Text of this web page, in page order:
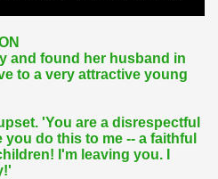
and found her husband in
to a very attractive young
'You are a disrespectful
do this to me -- a faithful
I'm leaving you. I